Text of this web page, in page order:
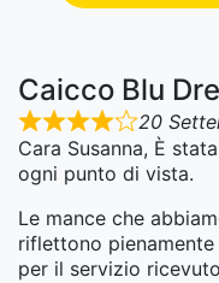
Caicco Blu
20
Cara Susanna, È
ogni punto di vista.
Le mance che
riflettono
per il servizio